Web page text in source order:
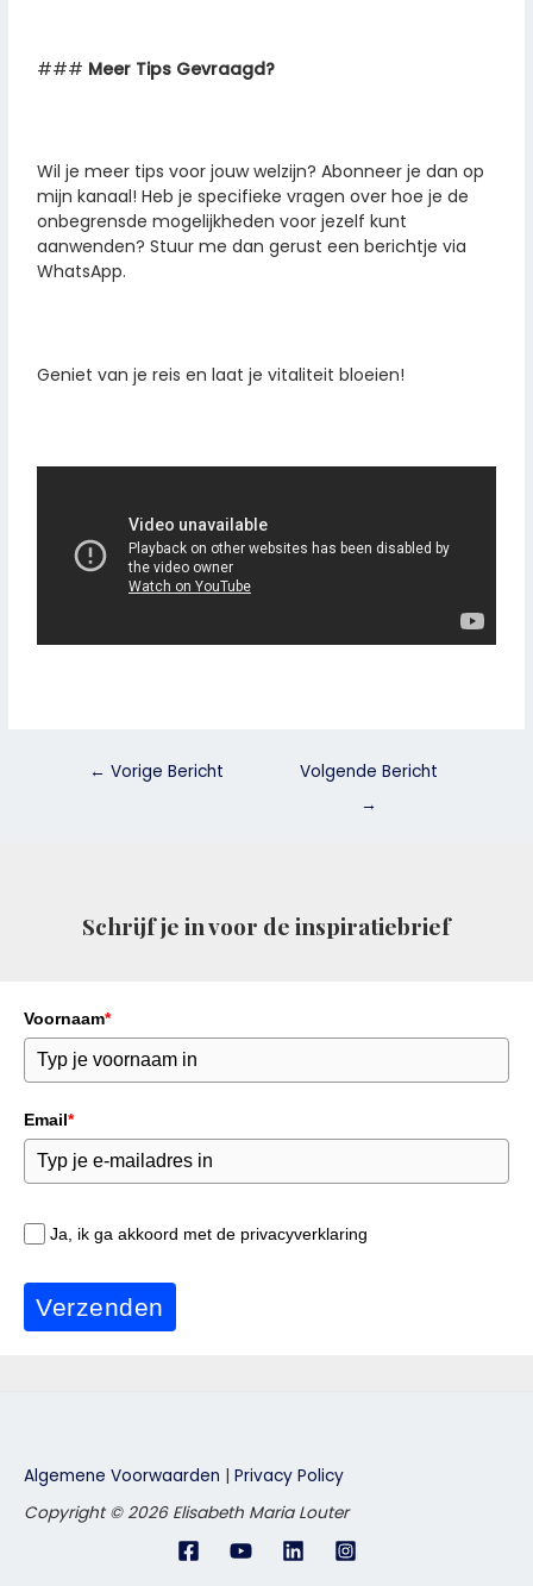
### Meer Tips Gevraagd?
Wil je meer tips voor jouw welzijn? Abonneer je dan op
mijn kanaal! Heb je specifieke vragen over hoe je de
onbegrensde mogelijkheden voor jezelf kunt
aanwenden? Stuur me dan gerust een berichtje via
WhatsApp.
Geniet van je reis en laat je vitaliteit bloeien!
← Vorige Bericht
Volgende Bericht
→
Schrijf je in voor de inspiratiebrief
Voornaam*
Email*
Ja, ik ga akkoord met de privacyverklaring
Verzenden
Algemene Voorwaarden | Privacy Policy
Copyright © 2026 Elisabeth Maria Louter